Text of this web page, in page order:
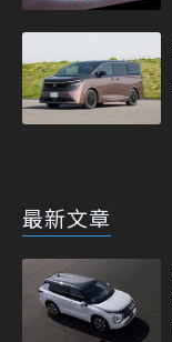
最新文章